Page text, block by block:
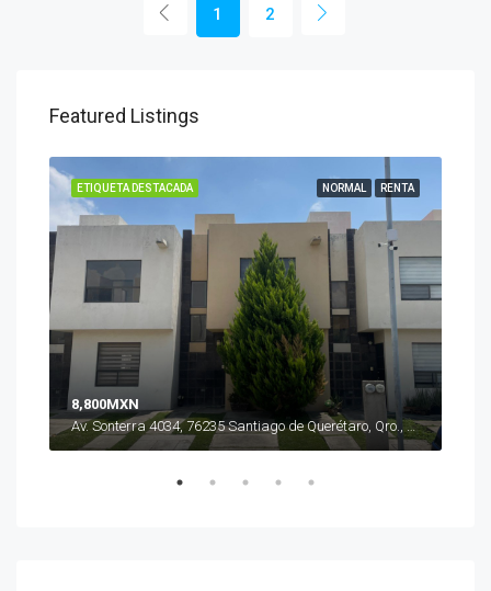
1 2
Featured Listings
NORMAL RENTA
ETIQUETA DESTACADA
8,800MXN
Av. Sonterra 4034, 76235 Santiago de Querétaro, Qro., México